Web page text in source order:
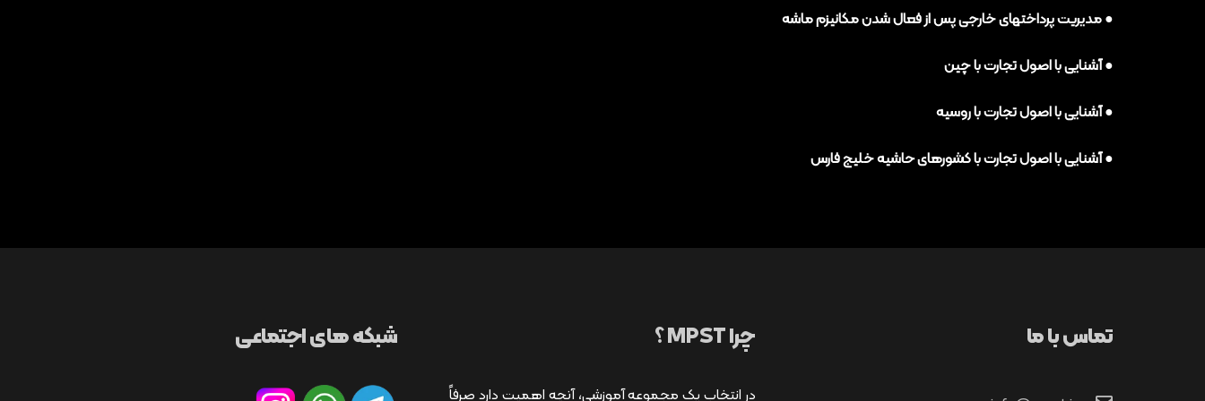
● مدیریت پرداختهای خارجی پس از فعال شدن مکانیزم ماشه
● آشنایی با اصول تجارت با چین
● آشنایی با اصول تجارت با روسیه
● آشنایی با اصول تجارت با کشورهای حاشیه خلیج فارس
تماس با ما چرا MPST ؟
در انتخاب یک مجموعه آموزشی، آنچه اهمیت دارد صرفاً
شبکه های اجتماعی